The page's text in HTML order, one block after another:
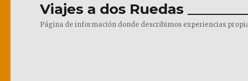
Viajes a dos Ruedas
Página de información donde describimos experiencias